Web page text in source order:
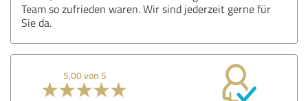
Team so zufrieden waren. Wir sind jederzeit gerne für
Sie da.
5,00 von 5